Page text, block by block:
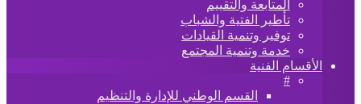
المتابعة والتقييم
تأطير الفتية والشباب
توفير وتنمية القيادات
خدمة وتنمية المجتمع
الأقسام الفنية
#
القسم الوطني للإدارة والتنظيم